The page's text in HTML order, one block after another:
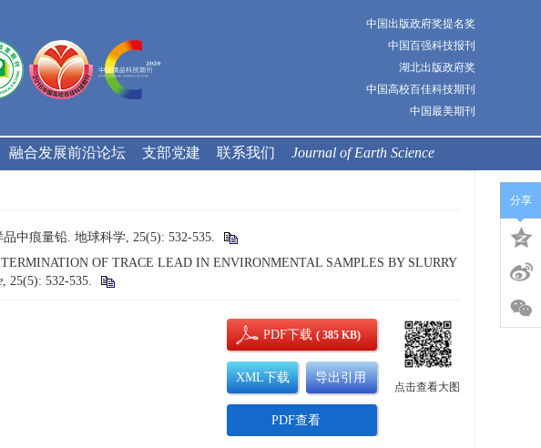
中国出版政府奖提名奖
中国百强科技报刊
湖北出版政府奖
中国高校百佳科技期刊
中国最美期刊
融合发展前沿论坛 支部党建 联系我们 Journal of Earth Science
中痕量铅. 地球科学, 25(5): 532-535.
OF TRACE LEAD IN ENVIRONMENTAL SAMPLES BY SLURRY
, 25(5): 532-535.
PDF下载( 385 KB)
XML下载 导出引用
PDF查看
点击查看大图
分享